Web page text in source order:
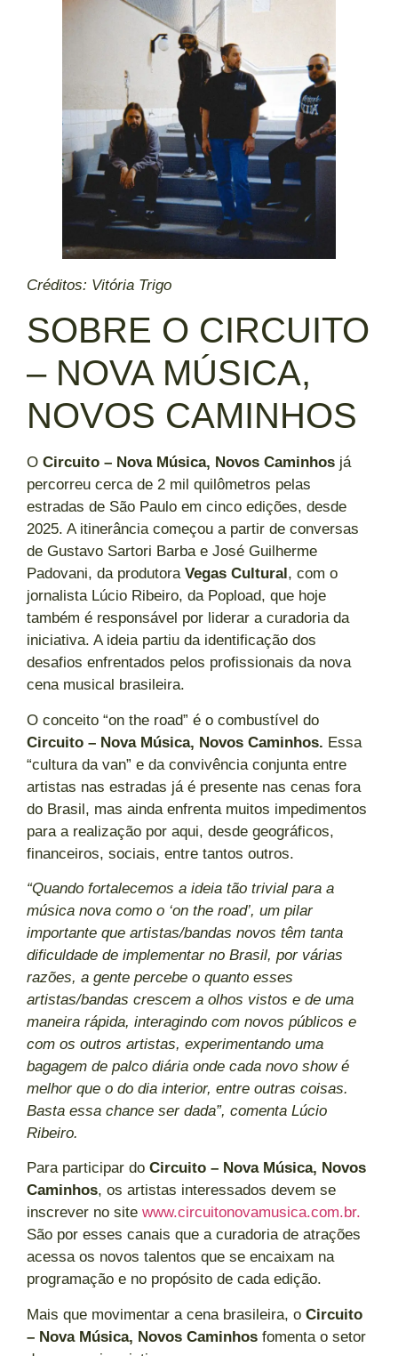
Créditos: Vitória Trigo
SOBRE O CIRCUITO
– NOVA MÚSICA,
NOVOS CAMINHOS
O Circuito – Nova Música, Novos Caminhos já
percorreu cerca de 2 mil quilômetros pelas
estradas de São Paulo em cinco edições, desde
2025. A itinerância começou a partir de conversas
de Gustavo Sartori Barba e José Guilherme
Padovani, da produtora Vegas Cultural, com o
jornalista Lúcio Ribeiro, da Popload, que hoje
também é responsável por liderar a curadoria da
iniciativa. A ideia partiu da identificação dos
desafios enfrentados pelos profissionais da nova
cena musical brasileira.
O conceito “on the road” é o combustível do
Circuito – Nova Música, Novos Caminhos. Essa
“cultura da van” e da convivência conjunta entre
artistas nas estradas já é presente nas cenas fora
do Brasil, mas ainda enfrenta muitos impedimentos
para a realização por aqui, desde geográficos,
financeiros, sociais, entre tantos outros.
“Quando fortalecemos a ideia tão trivial para a
música nova como o ‘on the road’, um pilar
importante que artistas/bandas novos têm tanta
dificuldade de implementar no Brasil, por várias
razões, a gente percebe o quanto esses
artistas/bandas crescem a olhos vistos e de uma
maneira rápida, interagindo com novos públicos e
com os outros artistas, experimentando uma
bagagem de palco diária onde cada novo show é
melhor que o do dia interior, entre outras coisas.
Basta essa chance ser dada”, comenta Lúcio
Ribeiro.
Para participar do Circuito – Nova Música, Novos
Caminhos, os artistas interessados devem se
inscrever no site www.circuitonovamusica.com.br.
São por esses canais que a curadoria de atrações
acessa os novos talentos que se encaixam na
programação e no propósito de cada edição.
Mais que movimentar a cena brasileira, o Circuito
– Nova Música, Novos Caminhos fomenta o setor